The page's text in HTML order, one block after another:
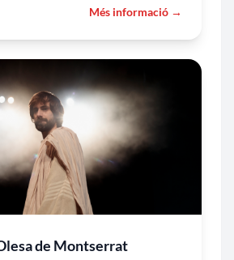
Més informació →
de Montserrat